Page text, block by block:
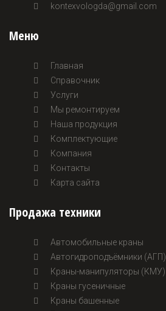
kontexvologda@gmail.com
Меню
Главная
Справочник
Услуги
Мы ремонтируем
Наша продукция
Комплектующие
Компания
Контакты
Карта сайта
Продажа техники
Автомобильные краны
Автогидроподъёмники (АГП)
Краны-манипуляторы (КМУ)
Краны гусеничные
Краны башенные